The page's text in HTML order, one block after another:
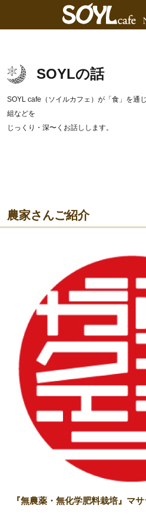
SOYLの話
SOYL cafe（ソイルカフェ）が「食」を通
組などを
じっくり・深〜くお話しします。
農家さんご紹介
『無農薬・無化学肥料栽培』マ